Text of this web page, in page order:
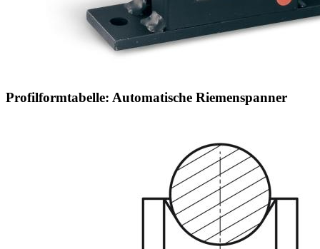
Profilformtabelle: Automatische Riemenspanner